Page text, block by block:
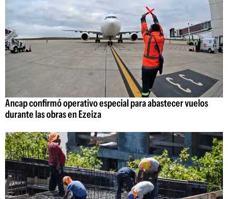
Ancap confirmó operativo especial para abastecer vuelos
durante las obras en Ezeiza